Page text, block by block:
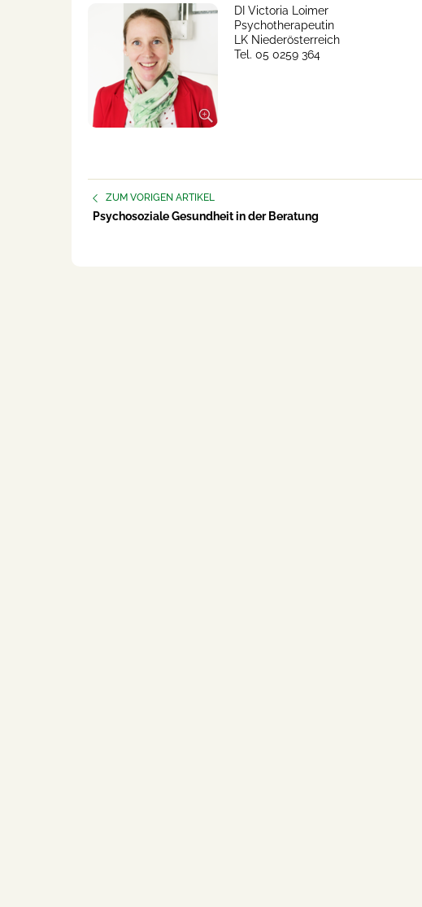
DI Victoria Loimer
Psychotherapeutin
LK Niederösterreich
Tel. 05 0259 364
ZUM VORIGEN ARTIKEL
Psychosoziale Gesundheit in der Beratung